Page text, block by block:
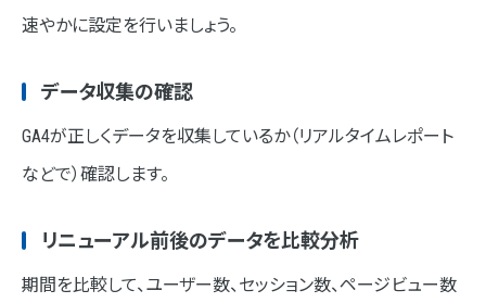
速やかに設定を行いましょう。
データ収集の確認
GA4が正しくデータを収集しているか（リアルタイムレポート
などで）確認します。
リニューアル前後のデータを比較分析
期間を比較して、ユーザー数、セッション数、ページビュー数